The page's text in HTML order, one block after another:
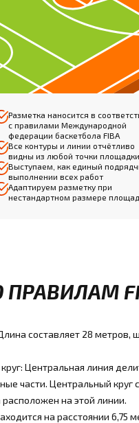
Разметка наносится в
с правилами Международной
федерации баскетбола FIBA
Все контуры и линии отчётливо
видны из любой точки площадки.
Выступаем, как единый
выполнении всех работ
Адаптируем разметку при
нестандартном размере
составляет 28 метров,
Центральная линия
части. Центральный круг с
на этой линии.
на расстоянии 6,75